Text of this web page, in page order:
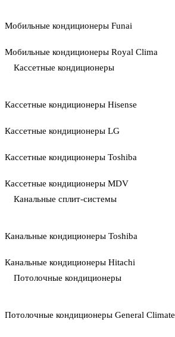
Мобильные кондиционеры Funai
Мобильные кондиционеры Royal Clima
Кассетные кондиционеры
Кассетные кондиционеры Hisense
Кассетные кондиционеры LG
Кассетные кондиционеры Toshiba
Кассетные кондиционеры MDV
Канальные сплит-системы
Канальные кондиционеры Toshiba
Канальные кондиционеры Hitachi
Потолочные кондиционеры
Потолочные кондиционеры General Climate